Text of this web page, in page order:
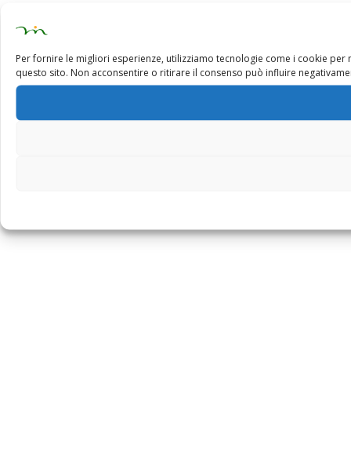
Per fornire le migliori esperienze, utilizziamo tecnologie come i cookie
questo sito. Non acconsentire o ritirare il consenso può influire